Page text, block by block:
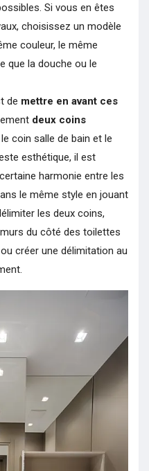
Si vous en êtes
choisissez un modèle
couleur, le même
que la douche ou le
de mettre en avant ces
deux coins
le coin salle de bain et le
esthétique, il est
harmonie entre les
le même style en jouant
les deux coins,
du côté des toilettes
créer une délimitation au